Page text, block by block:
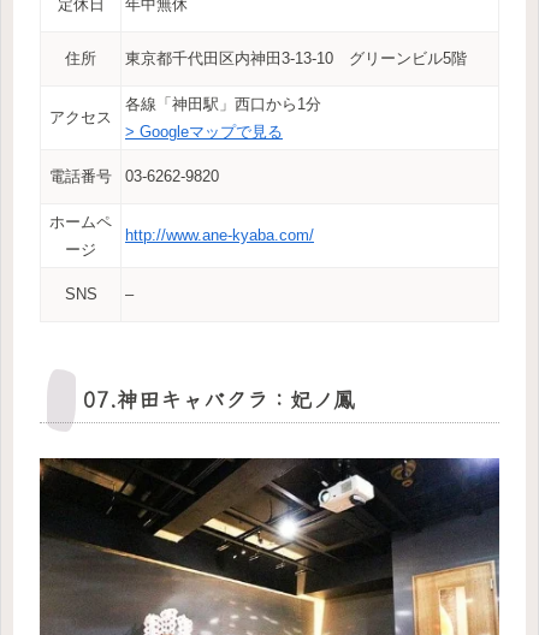
定休日 年中無休
住所 東京都千代田区内神田3-13-10 グリーンビル5階
アクセス
各線「神田駅」西口から1分
> Googleマップで見る
電話番号 03-6262-9820
ホームペ
ージ
http://www.ane-kyaba.com/
SNS –
07.神田キャバクラ：妃ノ鳳